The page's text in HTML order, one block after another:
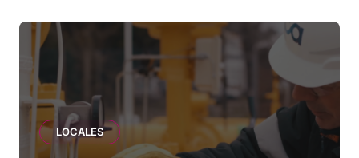
esperando”
LOCALES